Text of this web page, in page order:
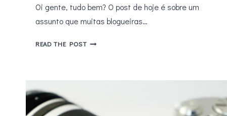
Oi gente, tudo bem? O post de hoje é sobre um
assunto que muitas blogueiras…
READ THE POST5
SEO